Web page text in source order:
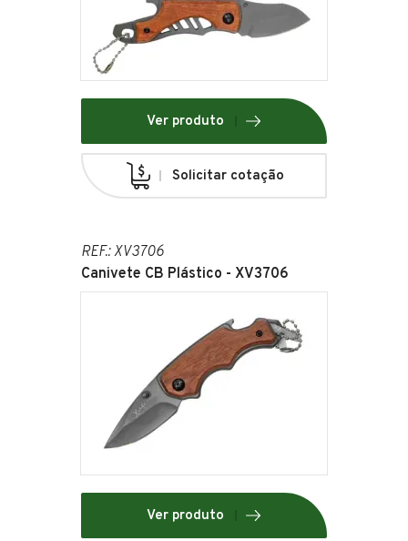
Ver produto
Solicitar cotação
REF.: XV3706
Canivete CB Plástico - XV3706
Ver produto